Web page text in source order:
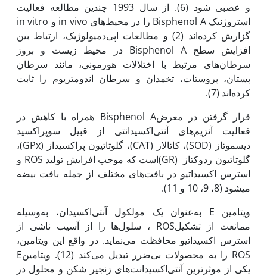
و عصبی شود (6). از سال 1993 چندین مطالعه فعالیت
استروژنیک Bisphenol A را در محیط‌های in vivo و in vitro
گزارش کرده‌اند (2) و مطالعات اپی‌دمیولوژیک، ارتباط بین
افزایش سطح Bisphenol A در محیط زیست و بروز
سرطان‌های مرتبط با اختلالات هورمونی، مانند سرطان
پستان، پروستات، تخمدان و سرطان اندومتریوم را ثابت
کرده‌اند (7).
قرار گرفتن در معرضBisphenol A همراه با کاهش در
فعالیت آنزیم‌های آنتی‌اکسیدانتی از قبیل سوپراکسید
دیسموتاز (SOD)، کاتالاز (CAT)، گلوتاتیون پراکسیداز (GPx)،
گلوتاتیون ردوکتاز (GR)است که موجب افزایش تولید ROS و
استرس اکسیداتیو در بافت‌های مختلف از جمله بافت بیضه
می‏شود (8، 9، 10 و 11).
ویتامین E به‌عنوان یک مولکول آنتی‌اکسیدان، به‌وسیله
ممانعت از تشکیلROS ، سلول‌ها را از آسیب ناشی از
استرس اکسیداتیو محافظت می‌نماید. در واقع این ویتامین،
ROS را به محصولات بی‌ضرر تبدیل می‌کند (12). ویتامینE
یکی از موثرترین آنتی‌اکسیدانت‌های زنجیر شکن و محلول در